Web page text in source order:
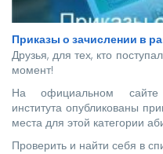
Приказы о зачислении в
Друзья, для тех, кто
момент!
На официальном сайте
института опубликованы
места для этой категории
Проверить и найти себя в